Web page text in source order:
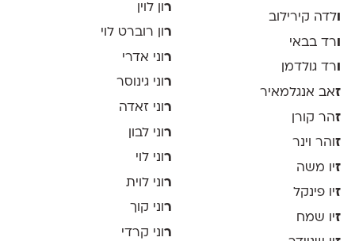
לדה קירילוב
רד בבאי
ורד גולדמן
זאב אנגלמאיר
זהר קורן
זוהר וינר
זיו משה
זיו פינקל
זיו שמח
רון לוין
ר ון רוברט לוי
ר וני אדרי
רוני גינוסר
ר וני זאדה
רוני לבון
ר וני לוי
ר וני לוית
רוני קוך
ר וני קרדי